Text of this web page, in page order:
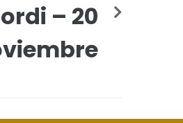
– 20